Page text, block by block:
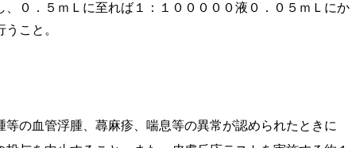
こと。
の血管浮腫、蕁麻疹、喘息等の異常が認められたときに
０．５ｍＬに至れば１：１０００００液０．０５ｍＬにか